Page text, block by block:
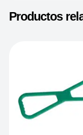
Productos